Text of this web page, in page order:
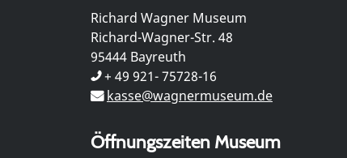
Richard Wagner Museum
Richard-Wagner-Str. 48
95444 Bayreuth
+ 49 921- 75728-16
kasse@wagnermuseum.de
Öffnungszeiten Museum